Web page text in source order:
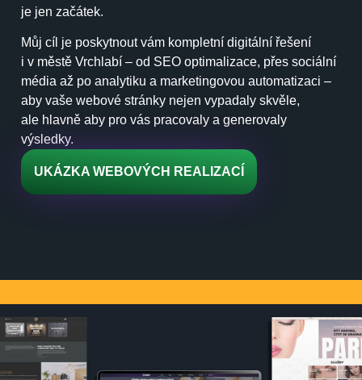
je jen začátek.
Můj cíl je poskytnout vám kompletní digitální řešení
i v městě Vrchlabí – od SEO optimalizace, přes sociální
média až po analytiku a marketingovou automatizaci –
aby vaše webové stránky nejen vypadaly skvěle,
ale hlavně aby pro vás pracovaly a generovaly
výsledky.
UKÁZKA WEBOVÝCH REALIZACÍ